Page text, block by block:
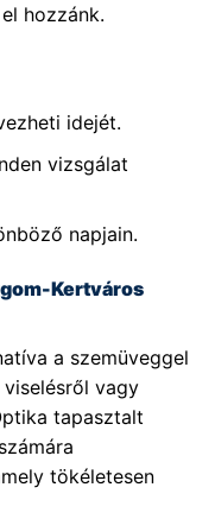
hozzánk.
idejét.
vizsgálat
napjain.
Kertváros
a szemüveggel
vagy
tapasztalt
tökéletesen